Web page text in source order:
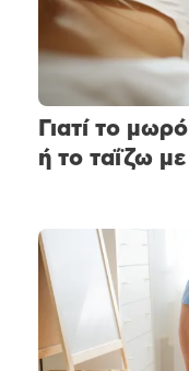
Γιατί το
ή το ταΐζω